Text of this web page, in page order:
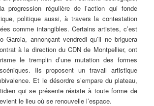
progression régulière de l’action qui fonde
politique aussi, à travers la contestation
comme intangibles. Certains artistes, c’est
Garcia, annonçant vendredi qu’il ne briguera
à la direction du CDN de Montpellier, ont
le tremplin d’une mutation des formes
Ils proposent un travail artistique
Et le désordre s’empare du plateau,
qui se présente résiste à toute forme de
le lieu où se renouvelle l’espace.